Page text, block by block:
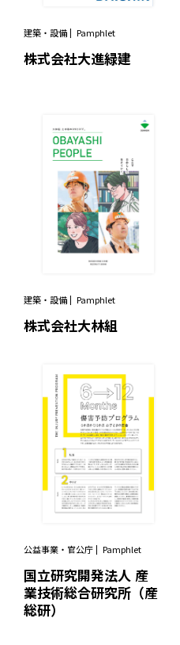
建築・設備 Pamphlet
株式会社大進緑建
建築・設備 Pamphlet
株式会社大林組
公益事業・官公庁 Pamphlet
国立研究開発法人 産
業技術総合研究所（産
総研）